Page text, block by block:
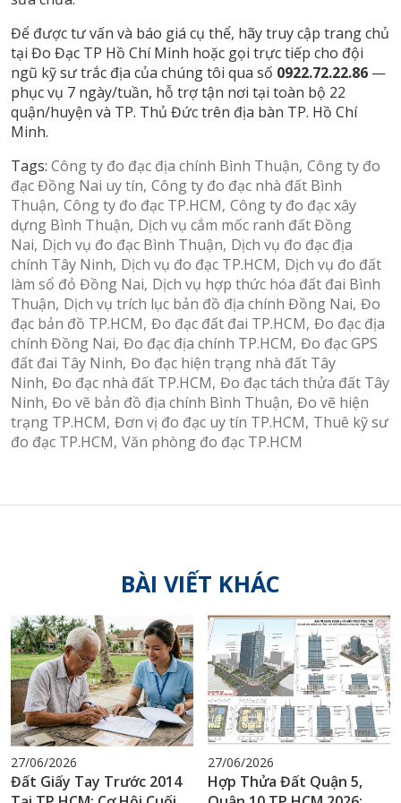
Để được tư vấn và báo giá cụ thể, hãy truy cập trang chủ
tại Đo Đạc TP Hồ Chí Minh hoặc gọi trực tiếp cho đội
ngũ kỹ sư trắc địa của chúng tôi qua số 0922.72.22.86 —
phục vụ 7 ngày/tuần, hỗ trợ tận nơi tại toàn bộ 22
quận/huyện và TP. Thủ Đức trên địa bàn TP. Hồ Chí
Minh.
Tags: Công ty đo đạc địa chính Bình Thuận Công ty đo
đạc Đồng Nai uy tín Công ty đo đạc nhà đất Bình
Thuận Công ty đo đạc TP.HCM Công ty đo đạc xây
dựng Bình Thuận Dịch vụ cắm mốc ranh đất Đồng
Nai Dịch vụ đo đạc Bình Thuận Dịch vụ đo đạc địa
chính Tây Ninh Dịch vụ đo đạc TP.HCM Dịch vụ đo đất
làm sổ đỏ Đồng Nai Dịch vụ hợp thức hóa đất đai Bình
Thuận Dịch vụ trích lục bản đồ địa chính Đồng Nai Đo
đạc bản đồ TP.HCM Đo đạc đất đai TP.HCM Đo đạc địa
chính Đồng Nai Đo đạc địa chính TP.HCM Đo đạc GPS
đất đai Tây Ninh Đo đạc hiện trạng nhà đất Tây
Ninh Đo đạc nhà đất TP.HCM Đo đạc tách thửa đất Tây
Ninh Đo vẽ bản đồ địa chính Bình Thuận Đo vẽ hiện
trạng TP.HCM Đơn vị đo đạc uy tín TP.HCM Thuê kỹ sư
đo đạc TP.HCM Văn phòng đo đạc TP.HCM
BÀI VIẾT KHÁC
27/06/2026
Đất Giấy Tay Trước 2014
27/06/2026
Hợp Thửa Đất Quận 5,